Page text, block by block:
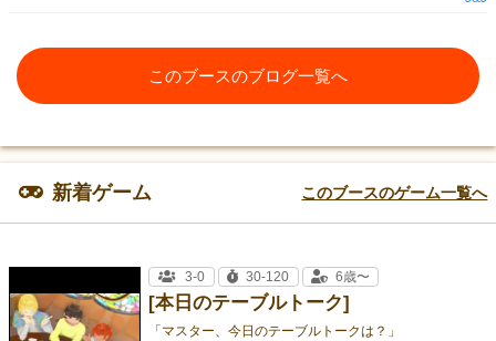
このブースのブログ一覧へ
新着ゲーム このブースのゲーム一覧へ
[本日のテーブルトーク]
「マスター、今日のテーブルトークは？」
3-0 30-120 6歳〜